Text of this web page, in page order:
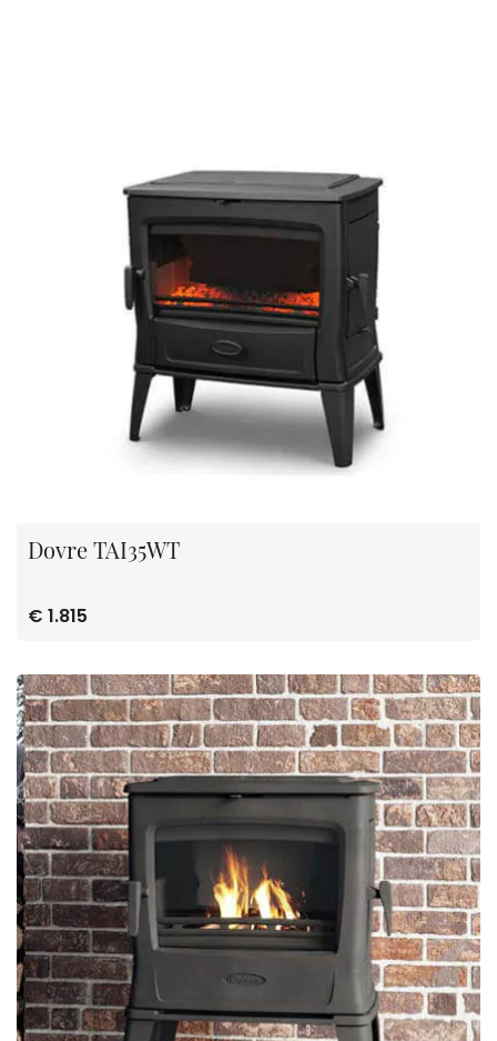
er extra lucht aan de brandkamer wordt
toegevoegd om de laatste rookgassen nogmaals te
doen ontvlammen, ontstaat er een zeer hoog
rendement. Door de uitstekende kwaliteit die Dovre
levert, ontvang je tevens minimaal 5 jaar garantie op
jouw aankoop.
Dovre TAI35WT
€ 1.815